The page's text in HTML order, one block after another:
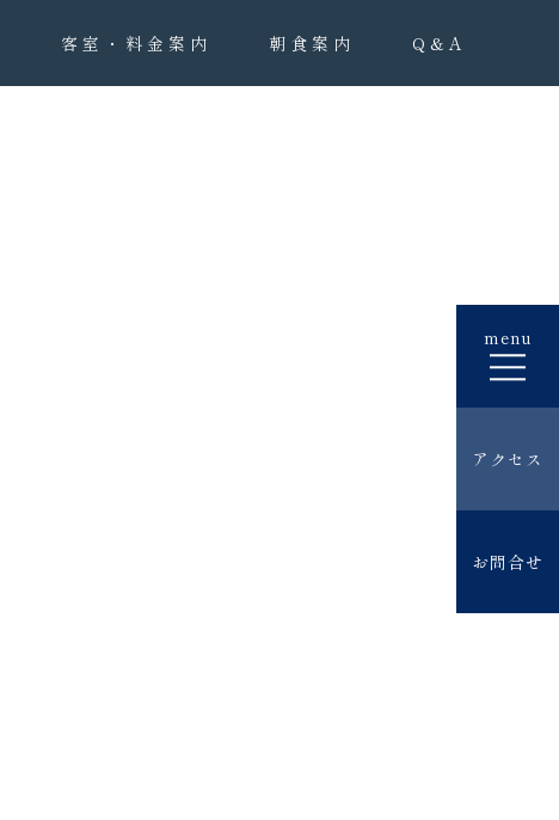
客室・料金案内 朝食案内 Q&A
menu
アクセス
お問合せ